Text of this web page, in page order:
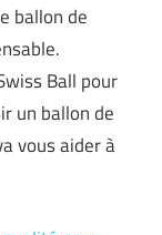
ballon de
Ball pour
un ballon de
vous aider à